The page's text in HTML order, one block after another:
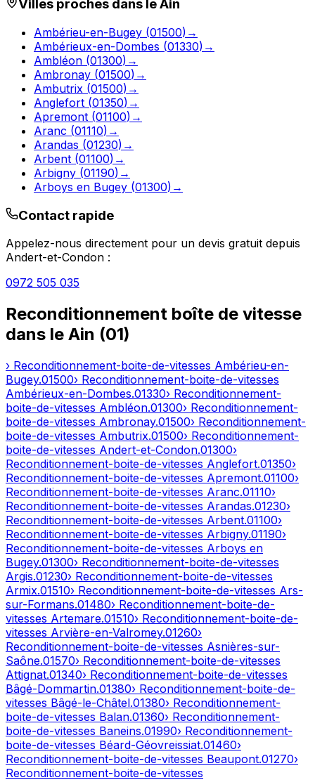
Villes proches dans leAin
Ambérieu-en-Bugey (01500) →
Ambérieux-en-Dombes (01330) →
Ambléon (01300) →
Ambronay (01500) →
Ambutrix (01500) →
Anglefort (01350) →
Apremont (01100) →
Aranc (01110) →
Arandas (01230) →
Arbent (01100) →
Arbigny (01190) →
Arboys en Bugey (01300) →
Contact rapide
Appelez-nous directement pour un devis gratuit depuis
Andert-et-Condon :
0972 505 035
Reconditionnement boîte de vitesse
dans le Ain (01)
› Reconditionnement-boite-de-vitesses Ambérieu-en-
Bugey.01500› Reconditionnement-boite-de-vitesses
Ambérieux-en-Dombes.01330› Reconditionnement-
boite-de-vitesses Ambléon.01300› Reconditionnement-
boite-de-vitesses Ambronay.01500› Reconditionnement-
boite-de-vitesses Ambutrix.01500› Reconditionnement-
boite-de-vitesses Andert-et-Condon.01300›
Reconditionnement-boite-de-vitesses Anglefort.01350›
Reconditionnement-boite-de-vitesses Apremont.01100›
Reconditionnement-boite-de-vitesses Aranc.01110›
Reconditionnement-boite-de-vitesses Arandas.01230›
Reconditionnement-boite-de-vitesses Arbent.01100›
Reconditionnement-boite-de-vitesses Arbigny.01190›
Reconditionnement-boite-de-vitesses Arboys en
Bugey.01300› Reconditionnement-boite-de-vitesses
Argis.01230› Reconditionnement-boite-de-vitesses
Armix.01510› Reconditionnement-boite-de-vitesses Ars-
sur-Formans.01480› Reconditionnement-boite-de-
vitesses Artemare.01510› Reconditionnement-boite-de-
vitesses Arvière-en-Valromey.01260›
Reconditionnement-boite-de-vitesses Asnières-sur-
Saône.01570› Reconditionnement-boite-de-vitesses
Attignat.01340› Reconditionnement-boite-de-vitesses
Bâgé-Dommartin.01380› Reconditionnement-boite-de-
vitesses Bâgé-le-Châtel.01380› Reconditionnement-
boite-de-vitesses Balan.01360› Reconditionnement-
boite-de-vitesses Baneins.01990› Reconditionnement-
boite-de-vitesses Béard-Géovreissiat.01460›
Reconditionnement-boite-de-vitesses Beaupont.01270›
Reconditionnement-boite-de-vitesses